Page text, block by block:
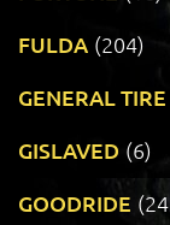
FULDA (204)
GENERAL TIRE
GISLAVED (6)
GOODRIDE